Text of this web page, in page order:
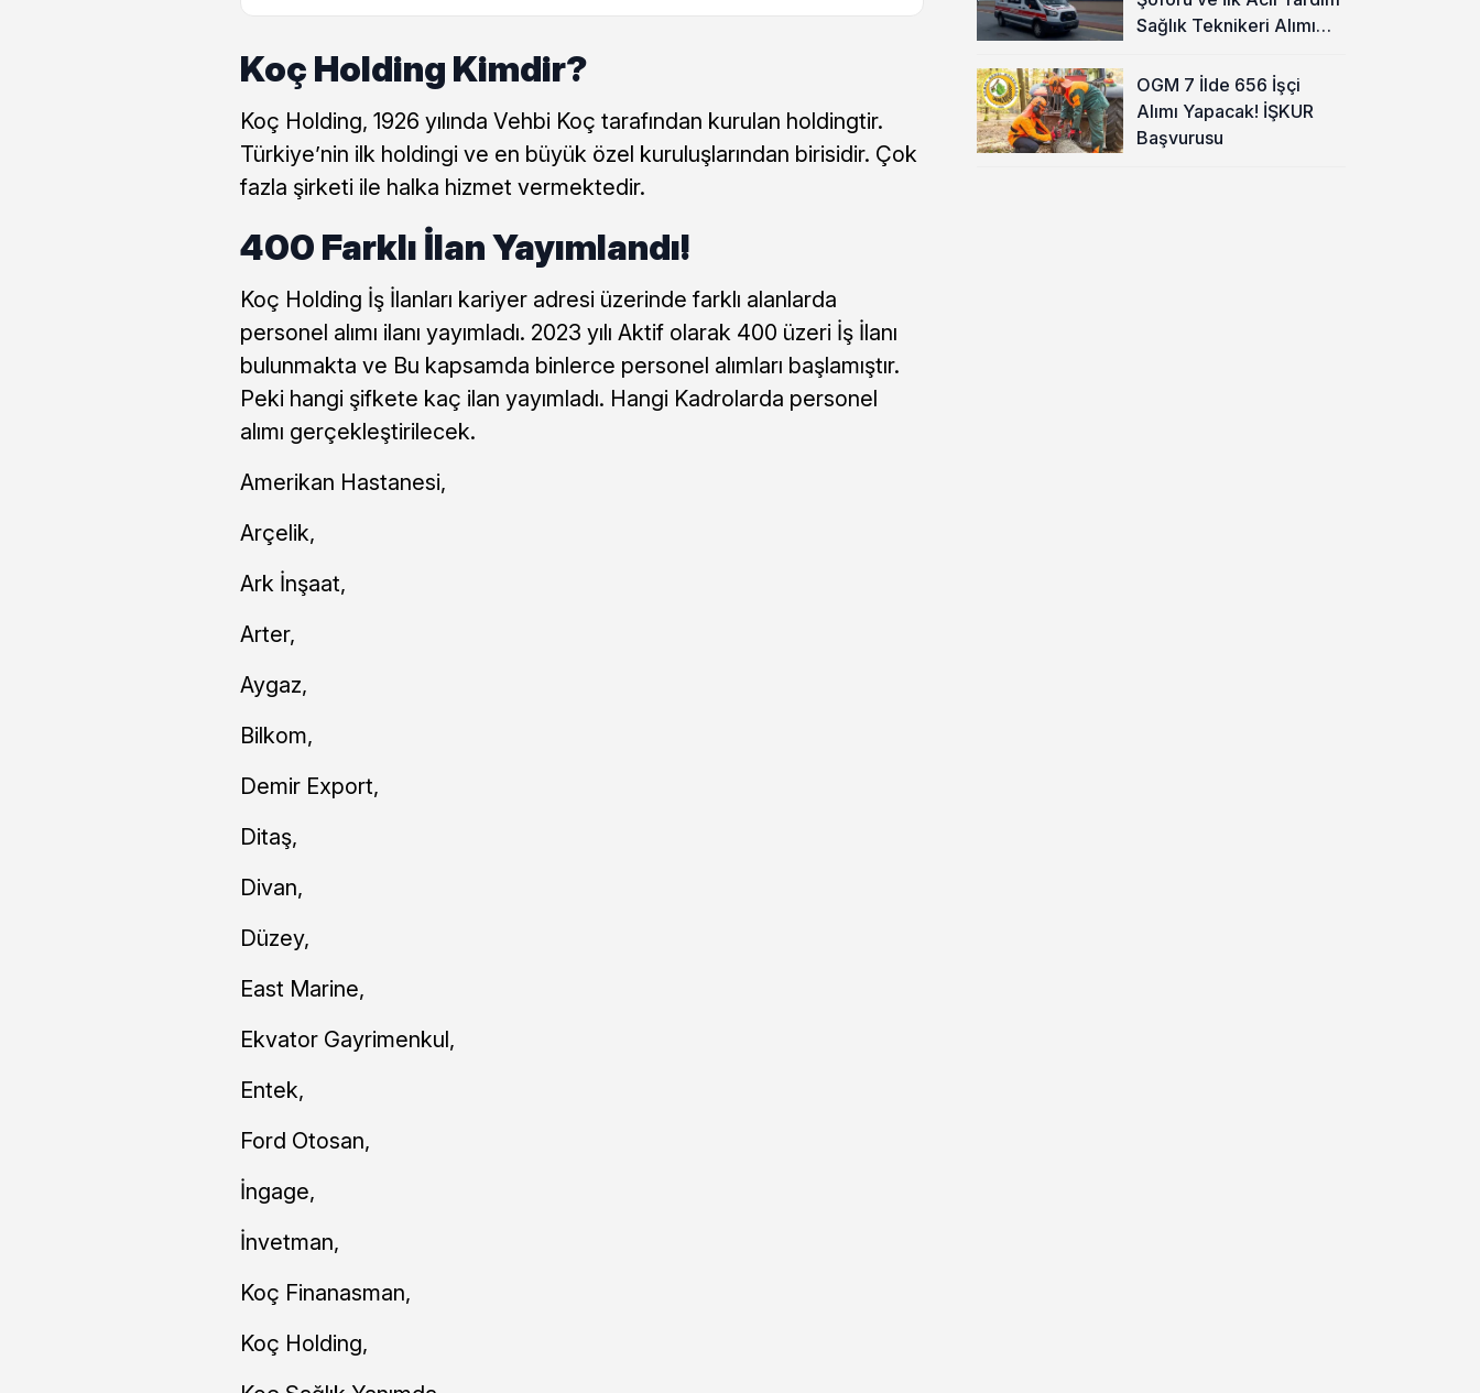
Koç Holding Kimdir?
Koç Holding, 1926 yılında Vehbi Koç tarafından kurulan holdingtir.
Türkiye’nin ilk holdingi ve en büyük özel kuruluşlarından birisidir. Çok
fazla şirketi ile halka hizmet vermektedir.
400 Farklı İlan Yayımlandı!
Koç Holding İş İlanları kariyer adresi üzerinde farklı alanlarda
personel alımı ilanı yayımladı. 2023 yılı Aktif olarak 400 üzeri İş İlanı
bulunmakta ve Bu kapsamda binlerce personel alımları başlamıştır.
Peki hangi şifkete kaç ilan yayımladı. Hangi Kadrolarda personel
alımı gerçekleştirilecek.
Amerikan Hastanesi,
Arçelik,
Ark İnşaat,
Arter,
Aygaz,
Bilkom,
Demir Export,
Ditaş,
Divan,
Düzey,
East Marine,
Ekvator Gayrimenkul,
Entek,
Ford Otosan,
İngage,
İnvetman,
Koç Finanasman,
Koç Holding,
Sağlık Teknikeri Alımı
OGM 7 İlde 656 İşçi
Alımı Yapacak! İŞKUR
Başvurusu